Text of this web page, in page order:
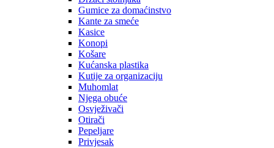
Gumice za domaćinstvo
Kante za smeće
Kasice
Konopi
Košare
Kućanska plastika
Kutije za organizaciju
Muhomlat
Njega obuće
Osvježivači
Otirači
Pepeljare
Privjesak